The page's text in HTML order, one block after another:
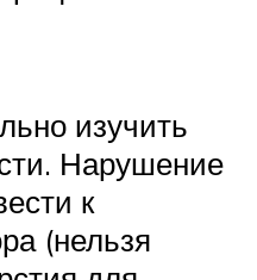
изучить
Нарушение
к
(нельзя